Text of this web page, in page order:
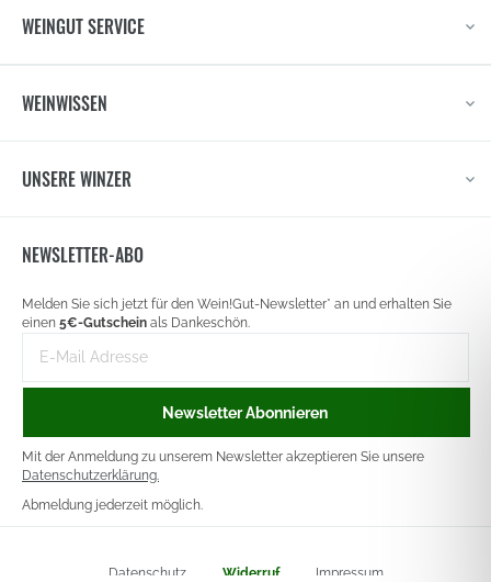
WEINGUT SERVICE
WEINWISSEN
UNSERE WINZER
NEWSLETTER-ABO
signup
Melden Sie sich jetzt für den Wein!Gut-Newsletter* an und erhalten Sie
einen 5€-Gutschein als Dankeschön.
Mail-
Adresse
Newsletter Abonnieren
Mit der Anmeldung zu unserem Newsletter akzeptieren Sie unsere
Datenschutzerklärung.
Abmeldung jederzeit möglich.
Datenschutz Widerruf Impressum